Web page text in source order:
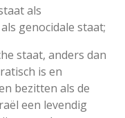
als
genocidale staat;
staat, anders dan
is en
bezitten als de
een levendig